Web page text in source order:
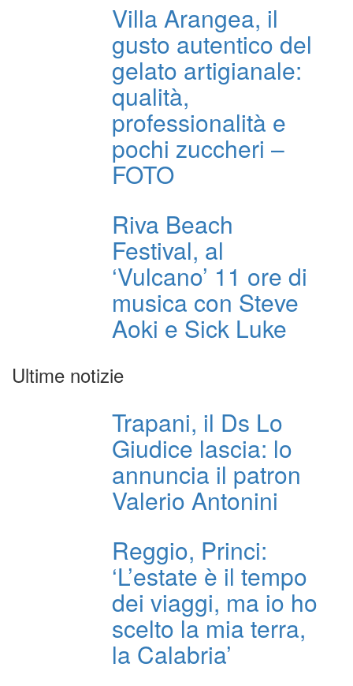
Villa Arangea, il
gusto autentico del
gelato artigianale:
qualità,
professionalità e
pochi zuccheri –
FOTO
Riva Beach
Festival, al
‘Vulcano’ 11 ore di
musica con Steve
Aoki e Sick Luke
Ultime notizie
Trapani, il Ds Lo
Giudice lascia: lo
annuncia il patron
Valerio Antonini
Reggio, Princi:
‘L’estate è il tempo
dei viaggi, ma io ho
scelto la mia terra,
la Calabria’